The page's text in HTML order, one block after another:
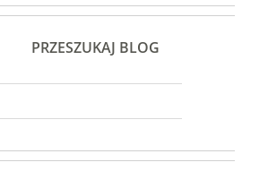
PRZESZUKAJ BLOG